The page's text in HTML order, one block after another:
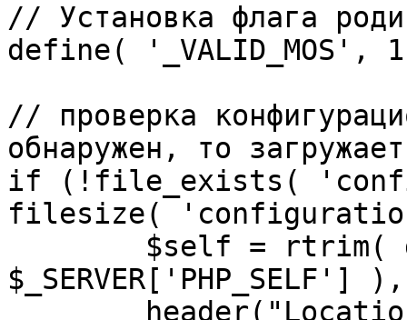
// Установка флага
define( '_VALID_MOS',
// проверка
обнаружен, то
if (!file_exists(
filesize(